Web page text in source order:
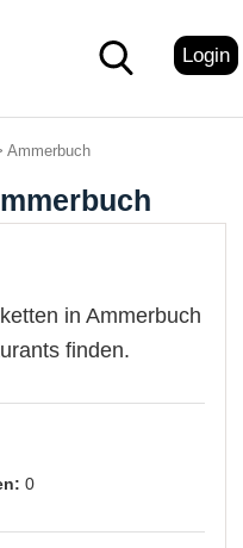
Login
Ammerbuch
in Ammerbuch
finden.
0